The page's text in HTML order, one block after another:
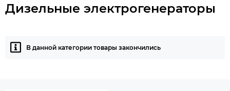
Дизельные электрогенераторы
В данной категории товары закончились